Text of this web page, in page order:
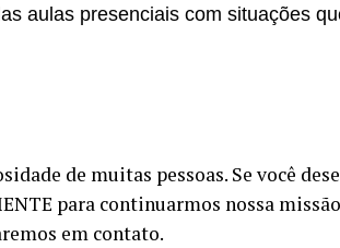
aulas presenciais com situações
de muitas pessoas. Se você
para continuarmos nossa
em contato.